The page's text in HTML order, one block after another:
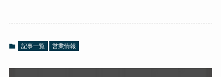
記事一覧 営業情報